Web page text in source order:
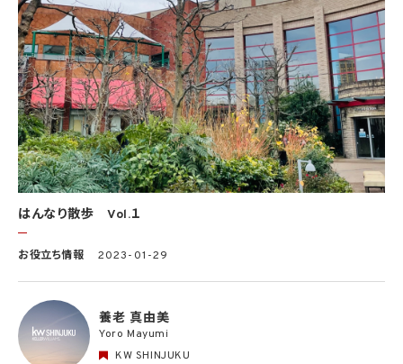
はんなり散歩 Vol.１
お役立ち情報 2023-01-29
養老 真由美
Yoro Mayumi
KW SHINJUKU